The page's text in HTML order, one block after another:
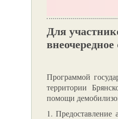
Для
Программой
территории
помощи
1.